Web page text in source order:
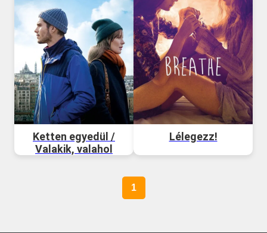
Ketten egyedül /
Valakik, valahol
Lélegezz!
1